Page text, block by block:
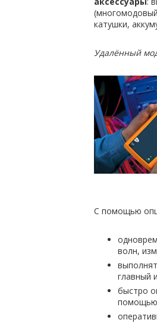
катушки,
Удалённый
С помощью
волн,
главный
быстро
помощью